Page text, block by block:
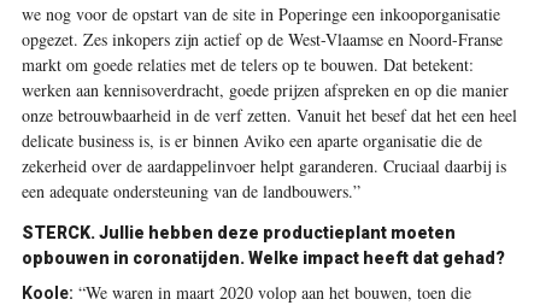
we nog voor de opstart van de site in Poperinge een inkooporganisatie
opgezet. Zes inkopers zijn actief op de West-Vlaamse en Noord-Franse
markt om goede relaties met de telers op te bouwen. Dat betekent:
werken aan kennisoverdracht, goede prijzen afspreken en op die manier
onze betrouwbaarheid in de verf zetten. Vanuit het besef dat het een heel
delicate business is, is er binnen Aviko een aparte organisatie die de
zekerheid over de aardappelinvoer helpt garanderen. Cruciaal daarbij is
een adequate ondersteuning van de landbouwers.”
STERCK. Jullie hebben deze productieplant moeten
opbouwen in coronatijden. Welke impact heeft dat gehad?
Koole: “We waren in maart 2020 volop aan het bouwen, toen die